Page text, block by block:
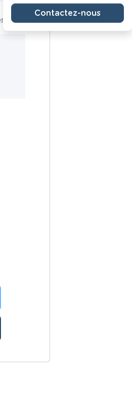
Contactez-nous